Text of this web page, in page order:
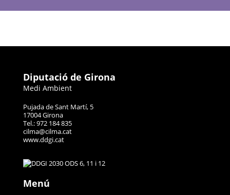
Diputació de Girona
Medi Ambient
Pujada de Sant Martí, 5
17004 Girona
Tel.: 972 184 835
cilma@cilma.cat
www.ddgi.cat
Menú